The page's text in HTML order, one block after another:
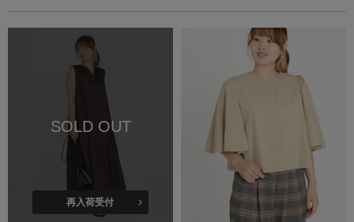
SOLD OUT
再入荷受付